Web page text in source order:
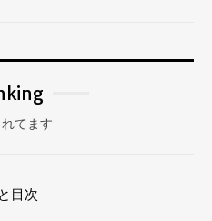
てます
目次